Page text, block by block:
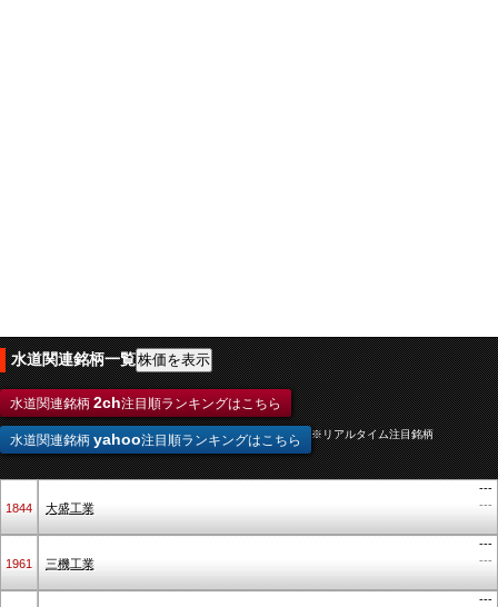
水道関連銘柄一覧
水道関連銘柄 2ch注目順ランキングはこちら
水道関連銘柄 yahoo注目順ランキングはこちら ※リアルタイム注目銘柄
1844 大盛工業
---
---
1961 三機工業
---
---
---